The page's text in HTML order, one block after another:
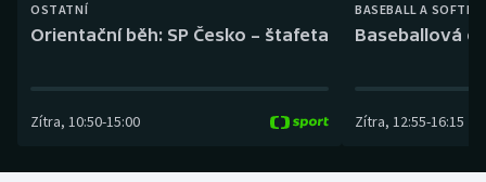
Curling
Florbal
Futsal
OSTATNÍ
Orientační běh: SP Česko – štafeta
Zítra, 10:50-15:00
BASEBALL A
Baseballová
Zítra, 12:55-16:15